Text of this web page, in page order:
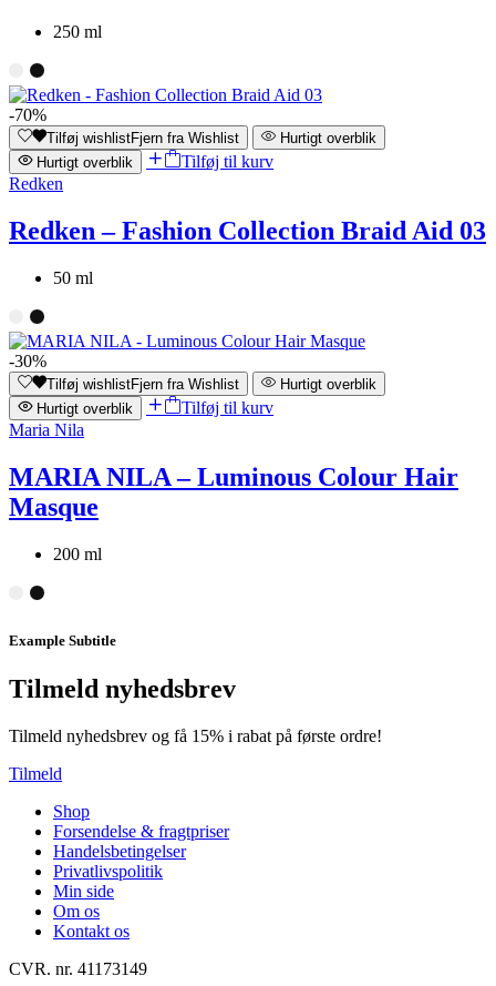
250 ml
-70%
Tilføj wishlistFjern fra Wishlist
Hurtigt overblik
Hurtigt overblik
Tilføj til kurv
Redken
Redken – Fashion Collection Braid Aid 03
50 ml
-30%
Tilføj wishlistFjern fra Wishlist
Hurtigt overblik
Hurtigt overblik
Tilføj til kurv
Maria Nila
MARIA NILA – Luminous Colour Hair
Masque
200 ml
Example Subtitle
Tilmeld nyhedsbrev
Tilmeld nyhedsbrev og få 15% i rabat på første ordre!
Tilmeld
Shop
Forsendelse & fragtpriser
Handelsbetingelser
Privatlivspolitik
Min side
Om os
Kontakt os
CVR. nr. 41173149